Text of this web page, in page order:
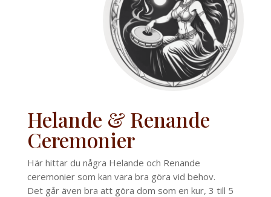
Helande & Renande
Ceremonier
Här hittar du några Helande och Renande
ceremonier som kan vara bra göra vid behov.
Det går även bra att göra dom som en kur, 3 till 5